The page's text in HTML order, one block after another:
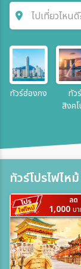
ไปเที่ยวไหนดี
คำค้นหา
สายการบิน
ตั้งแต่วันที่
ทัวร์ฮ่องกง
ทัวร์
สิงค
ทัวร์โปรไฟไหม้
ลด
1,000 บ